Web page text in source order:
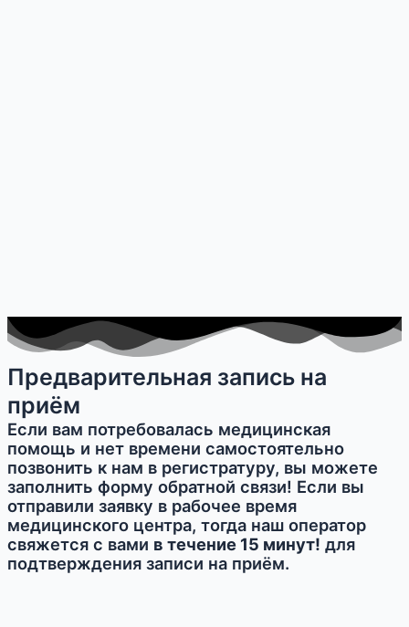
Предварительная запись на
приём
Если вам потребовалась медицинская
помощь и нет времени самостоятельно
позвонить к нам в регистратуру, вы можете
заполнить форму обратной связи! Если вы
отправили заявку в рабочее время
медицинского центра, тогда наш оператор
свяжется с вами в течение 15 минут! для
подтверждения записи на приём.